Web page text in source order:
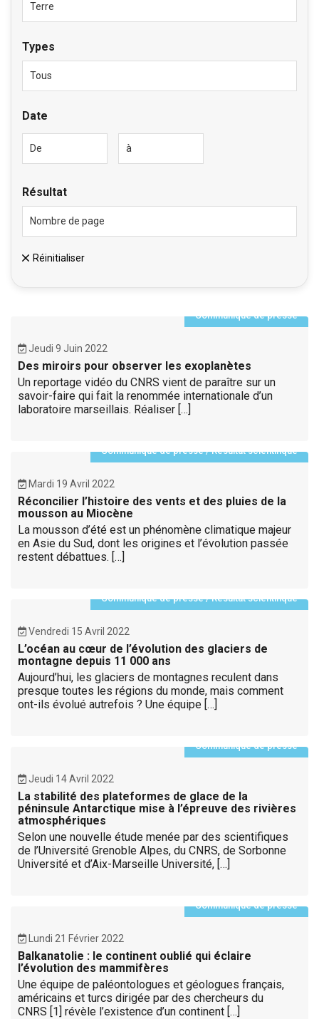
Types
Date
Résultat
Réinitialiser
Communiqué de presse
Jeudi 9 Juin 2022
Des miroirs pour observer les exoplanètes
Un reportage vidéo du CNRS vient de paraître sur un
savoir-faire qui fait la renommée internationale d’un
laboratoire marseillais. Réaliser […]
Communiqué de presse/Résultat scientifique
Mardi 19 Avril 2022
Réconcilier l’histoire des vents et des pluies de la
mousson au Miocène
La mousson d’été est un phénomène climatique majeur
en Asie du Sud, dont les origines et l’évolution passée
restent débattues. […]
Communiqué de presse/Résultat scientifique
Vendredi 15 Avril 2022
L’océan au cœur de l’évolution des glaciers de
montagne depuis 11 000 ans
Aujourd’hui, les glaciers de montagnes reculent dans
presque toutes les régions du monde, mais comment
ont-ils évolué autrefois ? Une équipe […]
Communiqué de presse
Jeudi 14 Avril 2022
La stabilité des plateformes de glace de la
péninsule Antarctique mise à l’épreuve des rivières
atmosphériques
Selon une nouvelle étude menée par des scientifiques
de l’Université Grenoble Alpes, du CNRS, de Sorbonne
Université et d’Aix-Marseille Université, […]
Communiqué de presse
Lundi 21 Février 2022
Balkanatolie : le continent oublié qui éclaire
l’évolution des mammifères
Une équipe de paléontologues et géologues français,
américains et turcs dirigée par des chercheurs du
CNRS [1] révèle l’existence d’un continent […]